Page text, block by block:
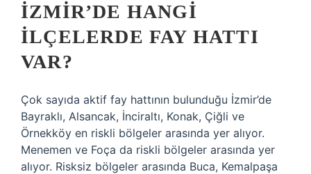
İZMIR’DE HANGI
ILÇELERDE FAY HATTI
VAR?
Çok sayıda aktif fay hattının bulunduğu İzmir’de
Bayraklı, Alsancak, İnciraltı, Konak, Çiğli ve
Örnekköy en riskli bölgeler arasında yer alıyor.
Menemen ve Foça da riskli bölgeler arasında yer
alıyor. Risksiz bölgeler arasında Buca, Kemalpaşa